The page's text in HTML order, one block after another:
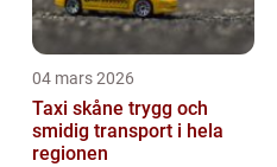
04 mars 2026
Taxi skåne trygg och
smidig transport i hela
regionen